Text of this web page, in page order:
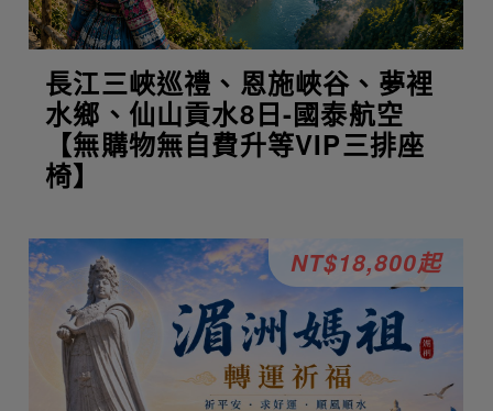
長江三峽巡禮、恩施峽谷、夢裡
水鄉、仙山貢水8日-國泰航空
【無購物無自費升等VIP三排座
椅】
NT$18,800起